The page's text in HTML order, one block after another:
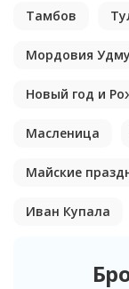
Тамбов
Мордовия
Новый год и
Масленица
Майские
Иван Купала